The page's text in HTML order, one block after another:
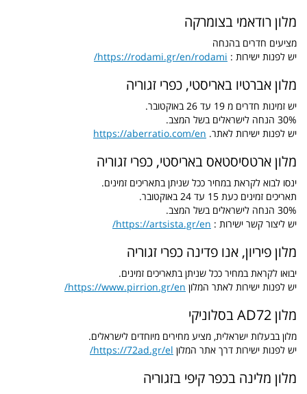
מלון רודאמי בצומרקה
מציעים חדרים בהנחה
יש לפנות ישירות : https://rodami.gr/en/rodami/
מלון אברטיו באריסטי, כפרי זגוריה
יש זמינות חדרים מ 19 עד 26 באוקטובר.
30% הנחה לישראלים בשל המצב.
יש לפנות ישירות לאתר. https://aberratio.com/en
מלון ארטסיסטאס באריסטי, כפרי זגוריה
ינסו לבוא לקראת במחיר ככל שניתן בתאריכים זמינים.
תאריכים זמינים כעת 15 עד 24 באוקטובר.
30% הנחה לישראלים בשל המצב.
יש ליצור קשר ישירות : https://artsista.gr/en/
מלון פיריון, אנו פדינה כפרי זגוריה
יבואו לקראת במחיר ככל שניתן בתאריכים זמינים.
יש לפנות ישירות לאתר המלון https://www.pirrion.gr/en/
מלון AD72 בסלוניקי
מלון בבעלות ישראלית, מציע מחירים מיוחדים לישראלים.
יש לפנות ישירות דרך אתר המלון https://72ad.gr/el/
מלון מלינה בכפר קיפי בזגוריה